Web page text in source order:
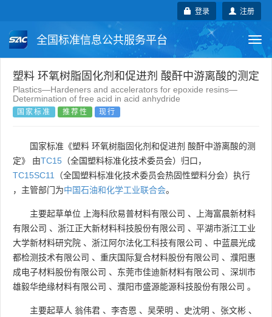
注册
登录
全国标准信息公共服务平台
国家标准 行业标准 地方标准
团体标准 企业标准
塑料 环氧树脂固化剂和促进剂 酸酐中游离酸的测定
Plastics—Hardeners and accelerators for epoxide resins—
Determination of free acid in acid anhydride
国家标准 推荐性 现行
国家标准《塑料 环氧树脂固化剂和促进剂 酸酐中游离酸的测
定》 由TC15 （全国塑料标准化技术委员会）归口，
TC15SC11
（全国塑料标准化技术委员会热固性塑料分会）执行
，主管部门为中国石油和化学工业联合会。
主要起草单位 上海科欣易普材料有限公司 、
上海富晨新材料
有限公司 、 浙江正大新材料科技股份有限公司 、 平湖市浙江工业
大学新材料研究院 、 浙江阿尔法化工科技有限公司 、 中蓝晨光成
都检测技术有限公司 、 重庆国际复合材料股份有限公司 、 濮阳惠
成电子材料股份有限公司 、 东莞市佳迪新材料有限公司 、 深圳市
雄毅华绝缘材料有限公司 、 濮阳市盛源能源科技股份有限公司 。
主要起草人 翁伟君 、 李杏恩 、 吴荣明 、 史沈明 、 张文彬 、